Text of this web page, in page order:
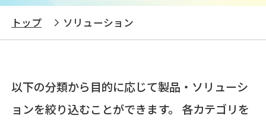
トップ ソリューション
以下の分類から目的に応じて製品・ソリューシ
ョンを絞り込むことができます。 各カテゴリを